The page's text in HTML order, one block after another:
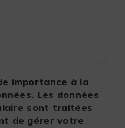
importance à la
Les données
sont traitées
de gérer votre